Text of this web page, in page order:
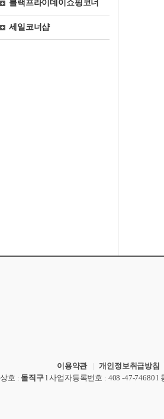
블랙프라이데이쇼핑코너
세일코너샵
이용약관 |개인정보취급방침
상호 : 돌직구 l사업자등록번호 : 408 -47-74680 l